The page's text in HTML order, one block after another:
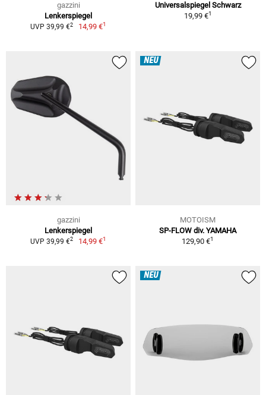
gazzini
Lenkerspiegel
UVP 39,99 €2 14,99 €1
Universalspiegel Schwarz
19,99 €1
gazzini
Lenkerspiegel
UVP 39,99 €2 14,99 €1
NEU
MOTOISM
SP-FLOW div. YAMAHA
129,90 €1
NEU